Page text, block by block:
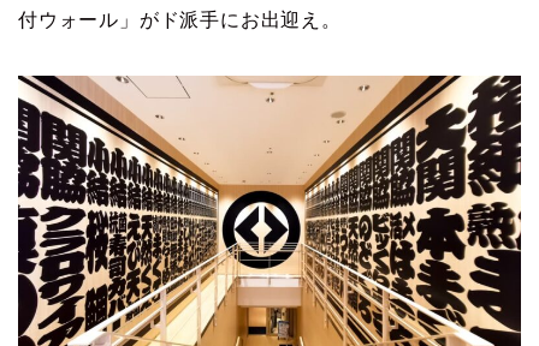
付ウォール」がド派手にお出迎え。